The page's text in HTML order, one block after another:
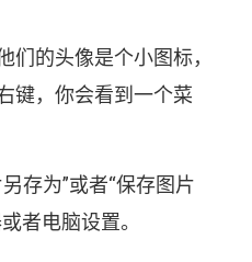
们的头像是个小图标，
键，你会看到一个菜
存为”或者“保存图片
者电脑设置。